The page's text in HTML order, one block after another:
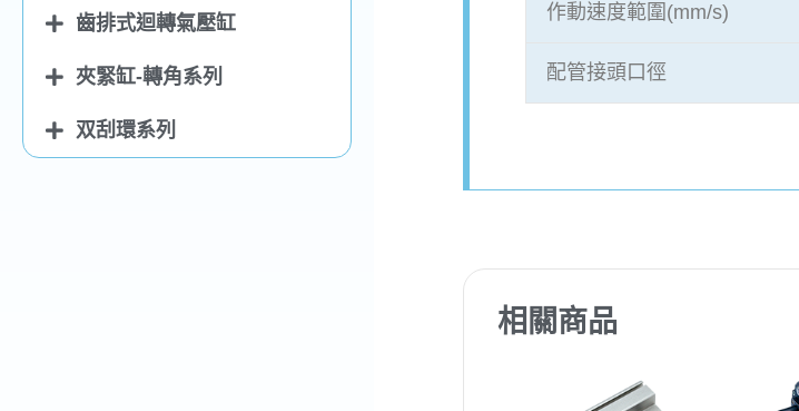
齒排式迴轉氣壓缸
夾緊缸-轉角系列
双刮環系列
作動速度範圍(mm/s)
配管接頭口徑
相關商品